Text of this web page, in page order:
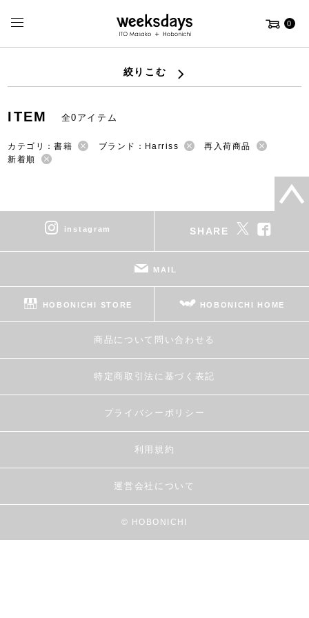
0
絞りこむ
ITEM 全0アイテム
カテゴリ：書籍 ブランド：Harriss
再入荷商品
新着順
instagram SHARE
MAIL
HOBONICHI STORE HOBONICHI HOME
商品について問い合わせる
特定商取引法に基づく表記
プライバシーポリシー
利用規約
運営会社について
© HOBONICHI